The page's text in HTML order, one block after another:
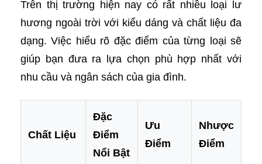
Trên thị trường hiện nay có rất nhiều loại lư
hương ngoài trời với kiểu dáng và chất liệu đa
dạng. Việc hiểu rõ đặc điểm của từng loại sẽ
giúp bạn đưa ra lựa chọn phù hợp nhất với
nhu cầu và ngân sách của gia đình.
Chất Liệu
Đặc
Điểm
Nổi Bật
Ưu
Điểm
Nhược
Điểm